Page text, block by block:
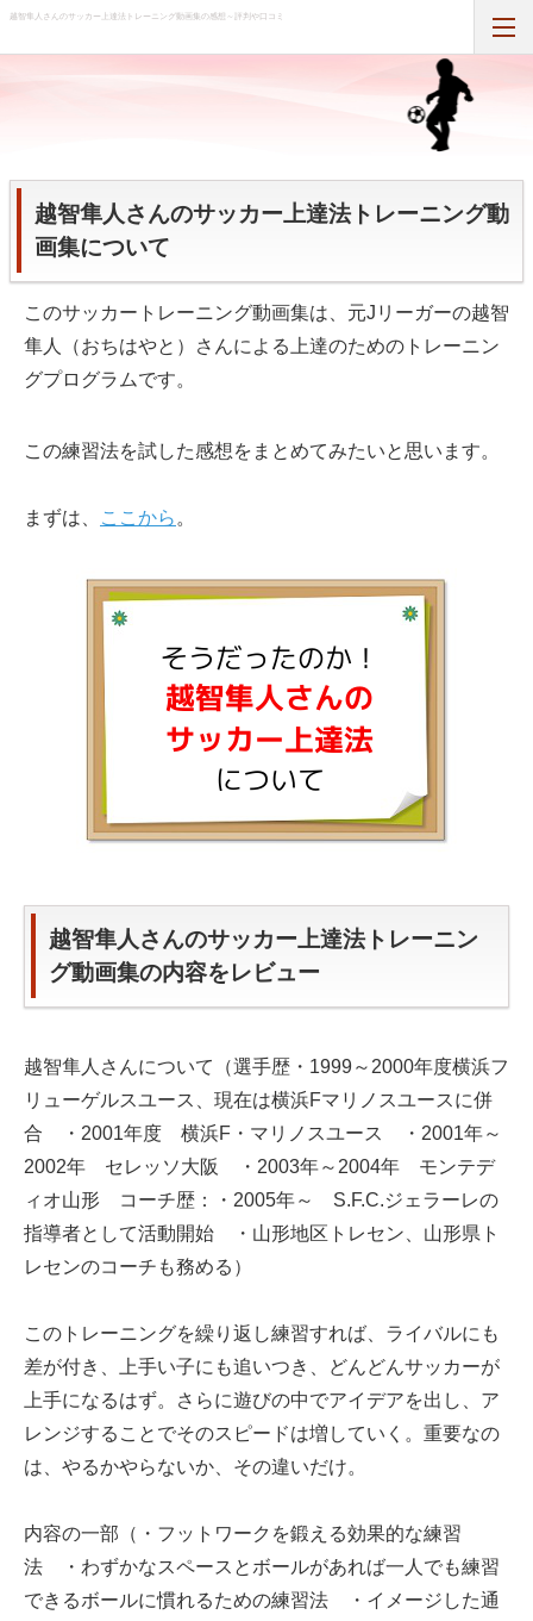
越智隼人さんのサッカー上達法トレーニング動画集の感想～評判や口コミ
越智隼人さんのサッカー上達法トレーニング動
画集について
このサッカートレーニング動画集は、元Jリーガーの越智
隼人（おちはやと）さんによる上達のためのトレーニン
グプログラムです。
この練習法を試した感想をまとめてみたいと思います。
まずは、 ここから 。
越智隼人さんのサッカー上達法トレーニン
グ動画集の内容をレビュー
越智隼人さんについて（選手歴・1999～2000年度横浜フ
リューゲルスユース、現在は横浜Fマリノスユースに併
合 ・2001年度 横浜F・マリノスユース ・2001年～
2002年 セレッソ大阪 ・2003年～2004年 モンテデ
ィオ山形 コーチ歴：・2005年～ S.F.C.ジェラーレの
指導者として活動開始 ・山形地区トレセン、山形県ト
レセンのコーチも務める）
このトレーニングを繰り返し練習すれば、ライバルにも
差が付き、上手い子にも追いつき、どんどんサッカーが
上手になるはず。さらに遊びの中でアイデアを出し、ア
レンジすることでそのスピードは増していく。重要なの
は、やるかやらないか、その違いだけ。
内容の一部（・フットワークを鍛える効果的な練習
法 ・わずかなスペースとボールがあれば一人でも練習
できるボールに慣れるための練習法 ・イメージした通